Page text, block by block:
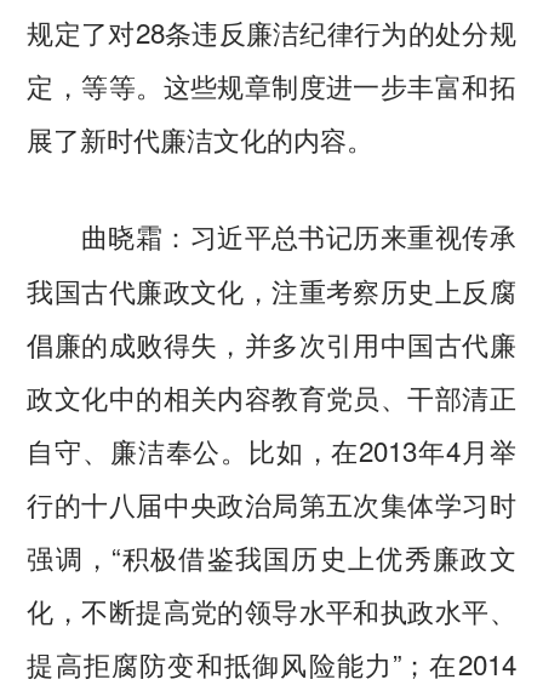
规定了对28条违反廉洁纪律行为的处分规
定，等等。这些规章制度进一步丰富和拓
展了新时代廉洁文化的内容。
曲晓霜： 习近平总书记历来重视传承
我国古代廉政文化，注重考察历史上反腐
倡廉的成败得失，并多次引用中国古代廉
政文化中的相关内容教育党员、干部清正
自守、廉洁奉公。比如，在2013年4月举
行的十八届中央政治局第五次集体学习时
强调，“积极借鉴我国历史上优秀廉政文
化，不断提高党的领导水平和执政水平、
提高拒腐防变和抵御风险能力”；在2014